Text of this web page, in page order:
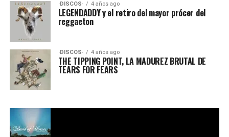
·DISCOS· 4 años ago
LEGENDADDY y el retiro del mayor prócer del
reggaeton
·DISCOS· 4 años ago
THE TIPPING POINT, LA MADUREZ BRUTAL DE
TEARS FOR FEARS